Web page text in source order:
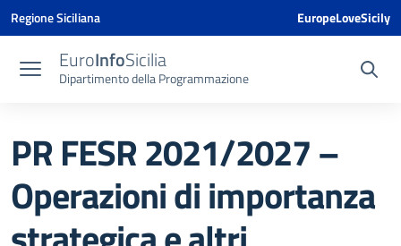
Vai ai contenuti
Vai al menu di navigazione
Vai al footer
Vai al banner delle Cookie Policy
Regione Siciliana EuropeLoveSicily
EuroInfoSicilia
Dipartimento della Programmazione
PR FESR 2021/2027 –
Operazioni di importanza